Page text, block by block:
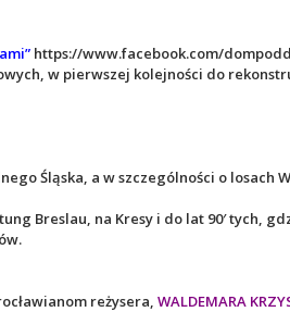
https://www.facebook.com/
w pierwszej kolejności do
Śląska, a w szczególności o losach
Breslau, na Kresy i do lat 90′ tych,
reżysera, WALDEMARA